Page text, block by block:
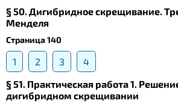
§ 50. Дигибридное скрещивание.
Менделя
Страница 140
1 2 3
4
§ 51. Практическая работа 1.
дигибридном скрещивании